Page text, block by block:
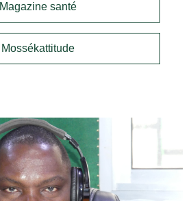
Magazine santé
Mossékattitude